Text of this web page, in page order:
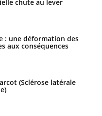
chute au lever
: une déformation des
aux conséquences
(Sclérose latérale